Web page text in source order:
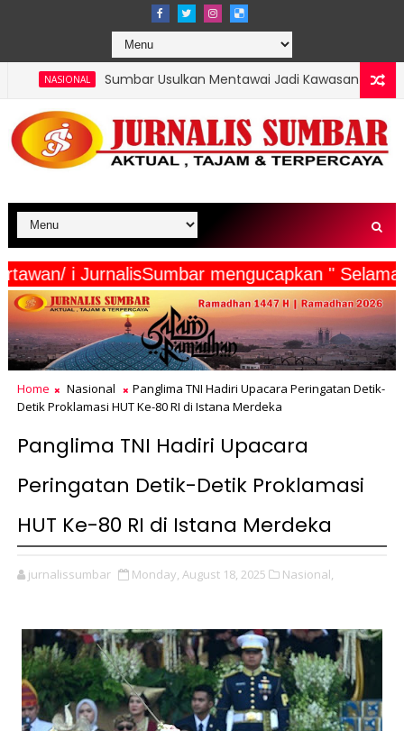
Usulkan Mentawai Jadi Kawasan Tambak Udang
Alam, Mempererat Persaudaraan, Satgas Yonif 2 Marinir
Wartawan/ i JurnalisSumbar mengucapkan "
Home Nasional
Panglima TNI Hadiri Upacara Peringatan Detik-
Detik Proklamasi HUT Ke-80 RI di Istana Merdeka
Panglima TNI Hadiri Upacara
Peringatan Detik-Detik Proklamasi
HUT Ke-80 RI di Istana Merdeka
jurnalissumbar Monday, August 18, 2025 Nasional,